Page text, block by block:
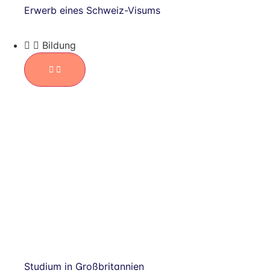
Erwerb eines Schweiz-Visums
Bildung
Studium in Großbritannien